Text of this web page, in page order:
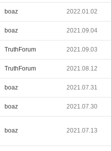
boaz 2022.01.02
boaz 2021.09.04
TruthForum 2021.09.03
TruthForum 2021.08.12
boaz 2021.07.31
boaz 2021.07.30
boaz 2021.07.13